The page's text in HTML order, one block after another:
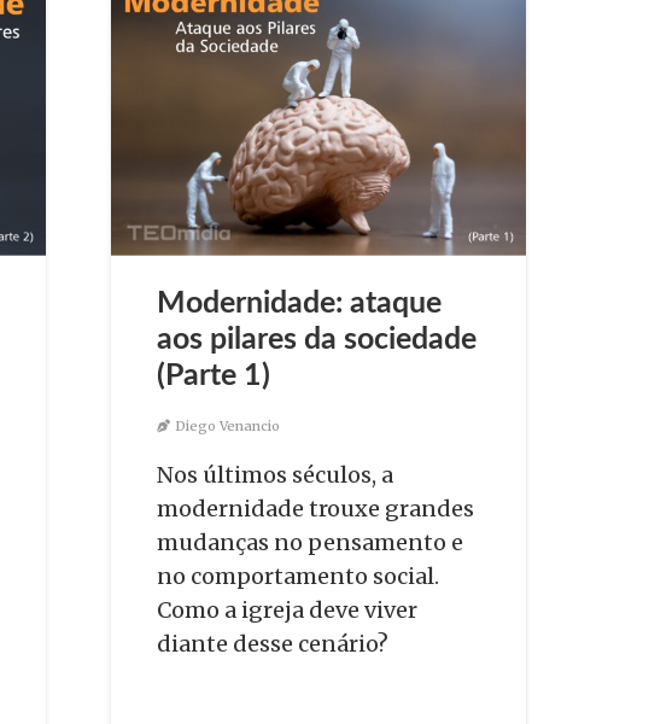
Modernidade: ataque
aos pilares da sociedade
(Parte 1)
Diego Venancio
Nos últimos séculos, a
modernidade trouxe grandes
mudanças no pensamento e
no comportamento social.
Como a igreja deve viver
diante desse cenário?